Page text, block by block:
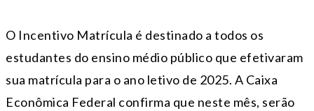
O Incentivo Matrícula é destinado a todos os
estudantes do ensino médio público que efetivaram
sua matrícula para o ano letivo de 2025. A Caixa
Econômica Federal confirma que neste mês, serão